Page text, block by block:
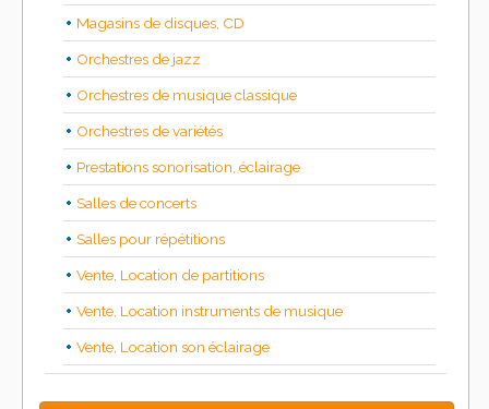
Magasins de disques, CD
Orchestres de jazz
Orchestres de musique classique
Orchestres de variétés
Prestations sonorisation, éclairage
Salles de concerts
Salles pour répétitions
Vente, Location de partitions
Vente, Location instruments de musique
Vente, Location son éclairage